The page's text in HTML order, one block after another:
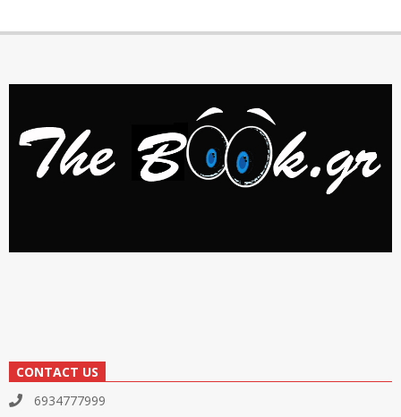
CONTACT US
6934777999